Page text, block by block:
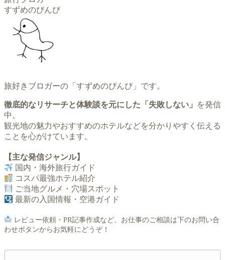
すずめのぴんぴ
旅好きブロガーの「すずめのぴんぴ」です。
徹底的なリサーチと体験談を元にした「失敗しない」
を発信
中。
観光地の魅力やおすすめのホテルなどを分かりやすく伝える
ことを心がけています。
【主な発信ジャンル】
国内・海外旅行ガイド
コスパ最強ホテル紹介
ご当地グルメ・穴場スポット
最新の入国情報・空港ガイド
レビュー依頼・PR記事作成など、お仕事のご相談は下のお問い合
わせボタンからお気軽にどうぞ！